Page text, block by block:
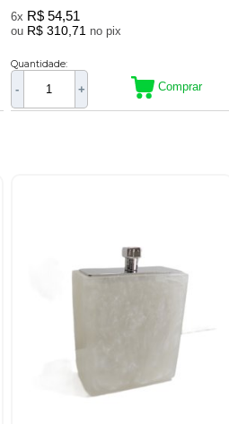
6x R$ 54,51
ou R$ 310,71 no pix
Quantidade:
- + Comprar